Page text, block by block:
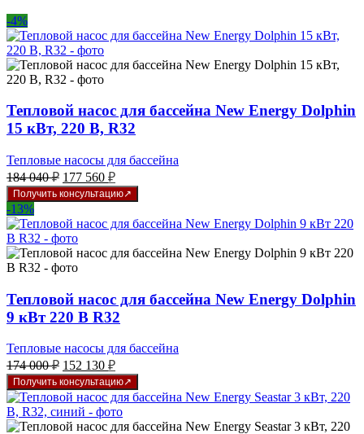
-4%
Тепловой насос для бассейна New Energy Dolphin
15 кВт, 220 В, R32
Тепловые насосы для бассейна
184 040₽ Первоначальная
цена
составляла
184
040 ₽.
177 560 ₽Текущая
цена:
177
560 ₽.
Получить консультацию
-13%
Тепловой насос для бассейна New Energy Dolphin
9 кВт 220 В R32
Тепловые насосы для бассейна
174 000₽ Первоначальная
цена
составляла
174
000 ₽.
152 130 ₽Текущая
цена:
152
130 ₽.
Получить консультацию